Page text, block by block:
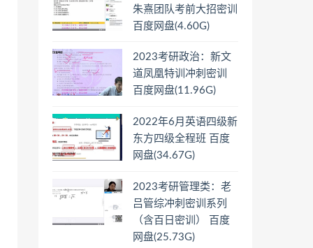
朱熹团队考前大招密训
百度网盘(4.60G)
2023考研政治：新文
道凤凰特训冲刺密训
百度网盘(11.96G)
2022年6月英语四级新
东方四级全程班 百度
网盘(34.67G)
2023考研管理类：老
吕管综冲刺密训系列
（含百日密训） 百度
网盘(25.73G)